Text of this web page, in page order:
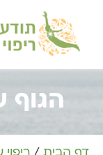
דף הבית /